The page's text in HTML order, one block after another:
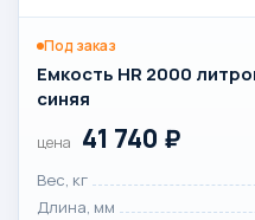
Под заказ
Емкость HR 2000
синяя
цена 41 740 ₽
Вес, кг
Длина, мм